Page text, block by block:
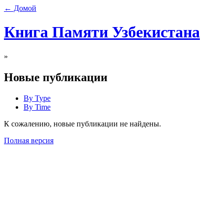
← Домой
Книга Памяти Узбекистана
»
Новые публикации
By Type
By Time
К сожалению, новые публикации не найдены.
Полная версия